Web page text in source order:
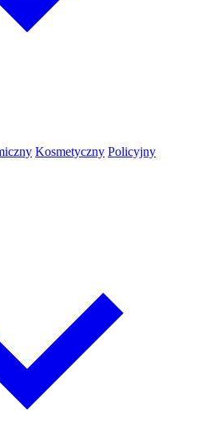
Kosmetyczny Policyjny